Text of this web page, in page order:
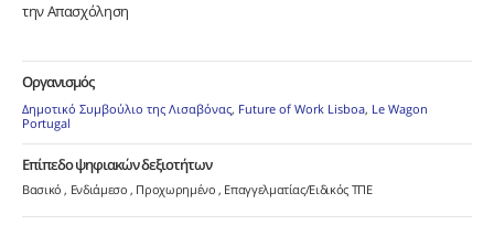
την Απασχόληση
Οργανισμός
Δημοτικό Συμβούλιο της Λισαβόνας, Future of Work Lisboa, Le Wagon
Portugal
Επίπεδο ψηφιακών δεξιοτήτων
Βασικό Ενδιάμεσο Προχωρημένο Επαγγελματίας/Ειδικός ΤΠΕ